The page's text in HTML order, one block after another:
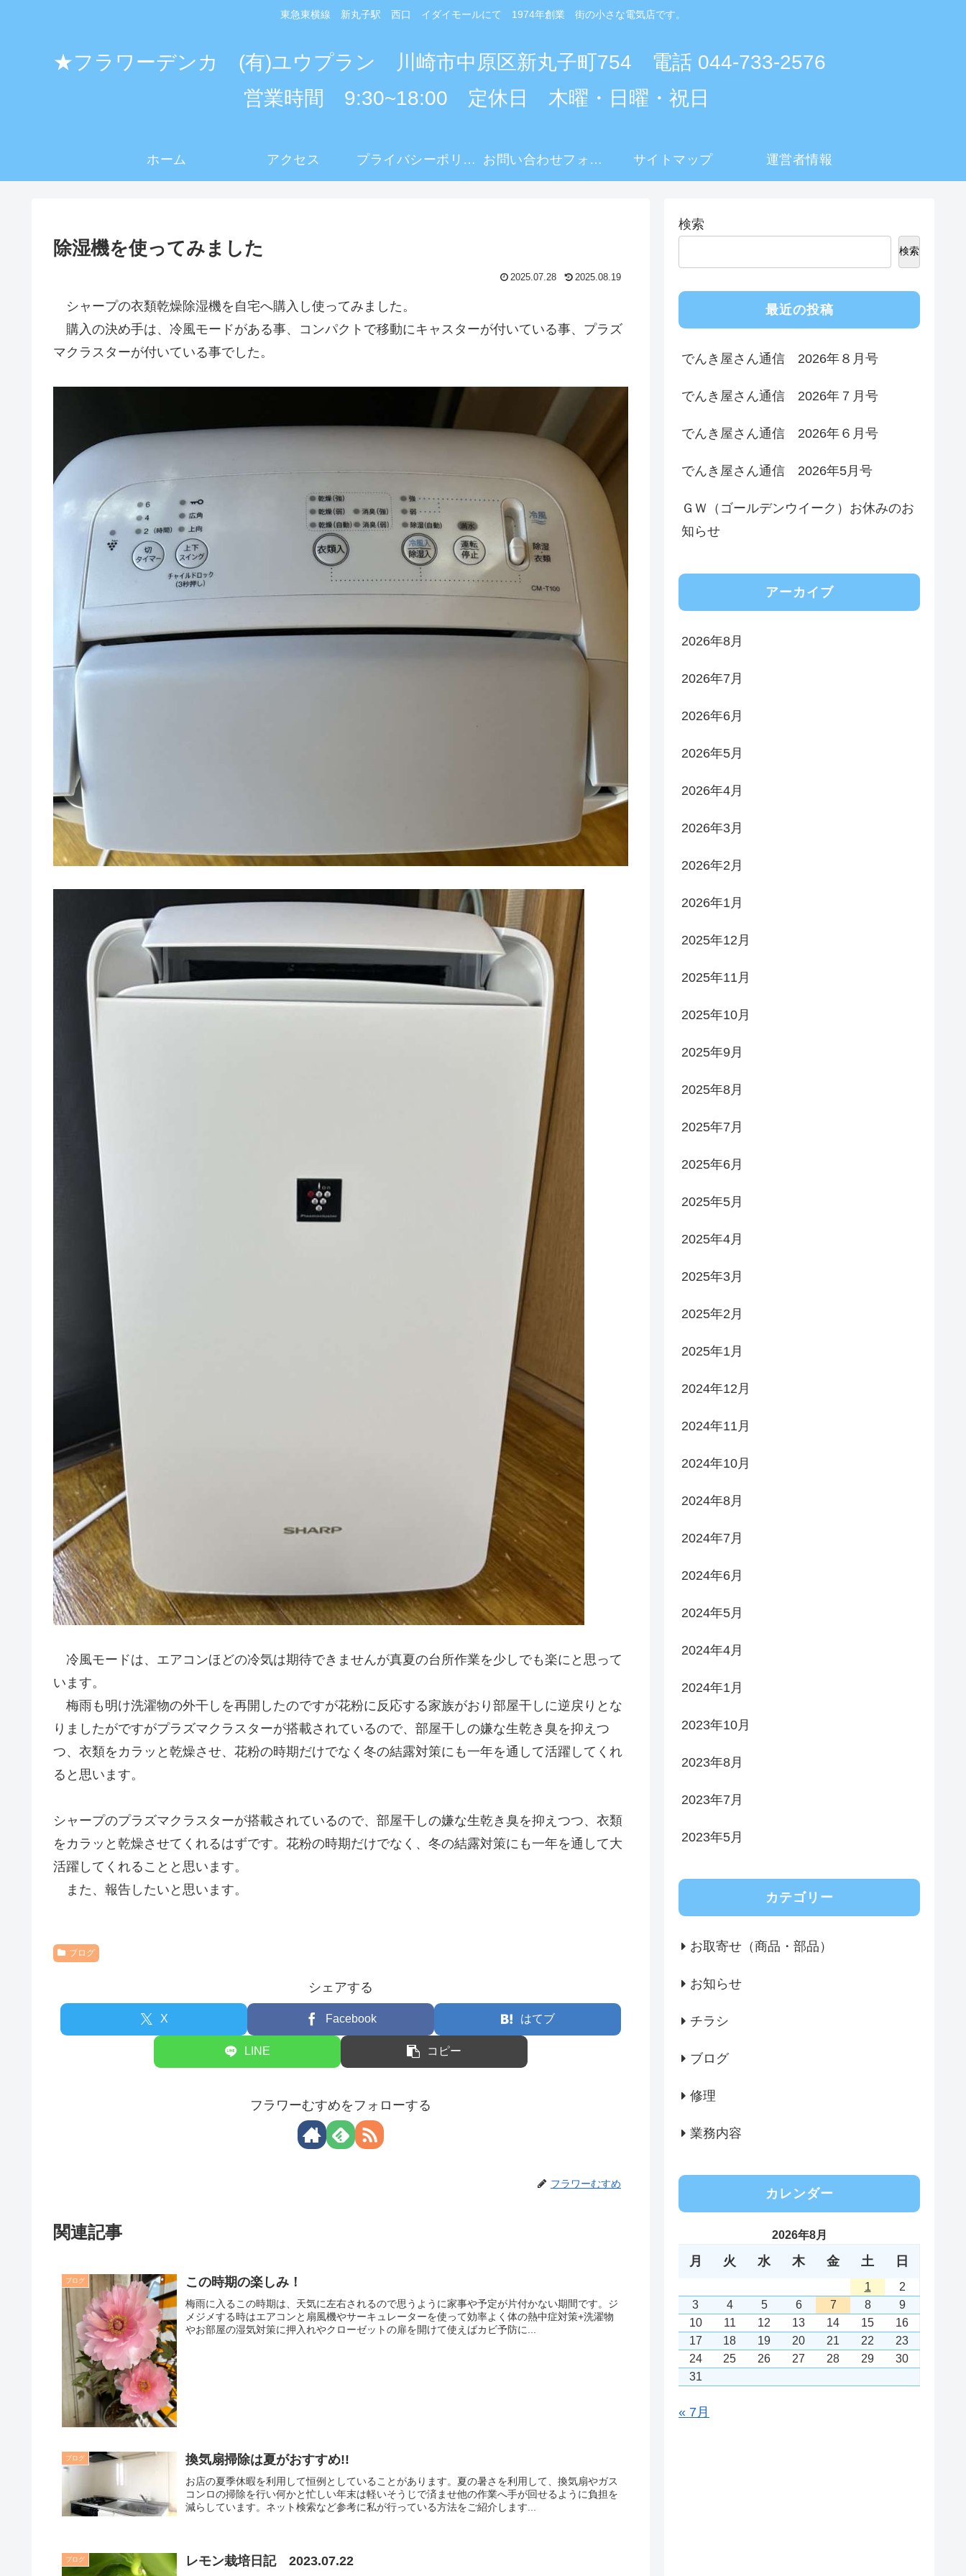
東急東横線 新丸子駅 西口 イダイモールにて 1974年創業 街の小さな電気店です。
★フラワーデンカ (有)ユウプラン 川崎市中原区新丸子町754 電話 044-733-2576
営業時間 9:30~18:00 定休日 木曜・日曜・祝日
ホーム アクセス プライバシーポリシー お問い合わせフォーム サイトマップ 運営者情報
除湿機を使ってみました
2025.07.28 2025.08.19
シャープの衣類乾燥除湿機を自宅へ購入し使ってみました。
購入の決め手は、冷風モードがある事、コンパクトで移動にキャスターが付いている事、プラズ
マクラスターが付いている事でした。
冷風モードは、エアコンほどの冷気は期待できませんが真夏の台所作業を少しでも楽にと思って
います。
梅雨も明け洗濯物の外干しを再開したのですが花粉に反応する家族がおり部屋干しに逆戻りとな
りましたがですがプラズマクラスターが搭載されているので、部屋干しの嫌な生乾き臭を抑えつ
つ、衣類をカラッと乾燥させ、花粉の時期だけでなく冬の結露対策にも一年を通して活躍してくれ
ると思います。
シャープのプラズマクラスターが搭載されているので、部屋干しの嫌な生乾き臭を抑えつつ、衣類
をカラッと乾燥させてくれるはずです。花粉の時期だけでなく、冬の結露対策にも一年を通して大
活躍してくれることと思います。
また、報告したいと思います。
ブログ
シェアする
X Facebook はてブ
LINE コピー
フラワーむすめをフォローする
フラワーむすめ
関連記事
ブログ この時期の楽しみ！
梅雨に入るこの時期は、天気に左右されるので思うように家事や予定が片付かない期間です。ジ
メジメする時はエアコンと扇風機やサーキュレーターを使って効率よく体の熱中症対策+洗濯物
やお部屋の湿気対策に押入れやクローゼットの扉を開けて使えばカビ予防に...
ブログ 換気扇掃除は夏がおすすめ!!
お店の夏季休暇を利用して恒例としていることがあります。夏の暑さを利用して、換気扇やガス
コンロの掃除を行い何かと忙しい年末は軽いそうじで済ませ他の作業へ手が回せるように負担を
減らしています。ネット検索など参考に私が行っている方法をご紹介します...
ブログ レモン栽培日記 2023.07.22
検索
検索
最近の投稿
でんき屋さん通信 2026年８月号
でんき屋さん通信 2026年７月号
でんき屋さん通信 2026年６月号
でんき屋さん通信 2026年5月号
ＧＷ（ゴールデンウイーク）お休みのお
知らせ
アーカイブ
2026年8月
2026年7月
2026年6月
2026年5月
2026年4月
2026年3月
2026年2月
2026年1月
2025年12月
2025年11月
2025年10月
2025年9月
2025年8月
2025年7月
2025年6月
2025年5月
2025年4月
2025年3月
2025年2月
2025年1月
2024年12月
2024年11月
2024年10月
2024年8月
2024年7月
2024年6月
2024年5月
2024年4月
2024年1月
2023年10月
2023年8月
2023年7月
2023年5月
カテゴリー
お取寄せ（商品・部品）
お知らせ
チラシ
ブログ
修理
業務内容
カレンダー
2026年8月
月 火 水 木 金 土 日
1
2
3
4 5 6 7 8
9
10
11 12 13 14 15
16
17
18 19 20 21 22
23
24
25 26 27 28 29
30
31
« 7月